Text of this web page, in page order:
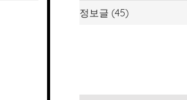
정보글 (45)